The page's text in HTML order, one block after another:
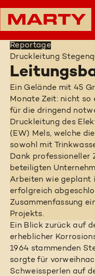
Reportage
Druckleitung
Ein Gelände mit 45
Monate Zeit: nicht so
für die dringend
Druckleitung des
(EW) Mels, welche
sowohl mit
Dank professioneller
beteiligten
Arbeiten wie geplant
erfolgreich
Zusammenfassung
Projekts.
Ein Blick zurück auf
erheblicher
1964 stammenden
sorgte für
Schweissperlen auf